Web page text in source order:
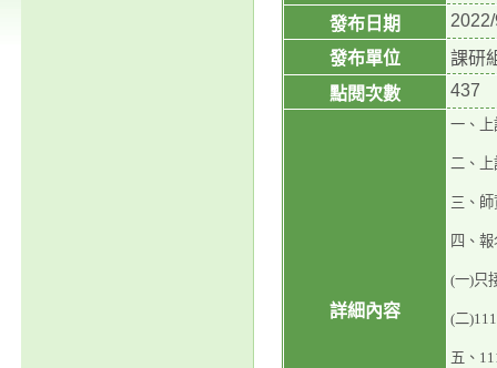
發布日期
發布單位
課研
點閱次數
437
詳細內容
一、上
二、上
三、
四、
(一)只
(二
五、